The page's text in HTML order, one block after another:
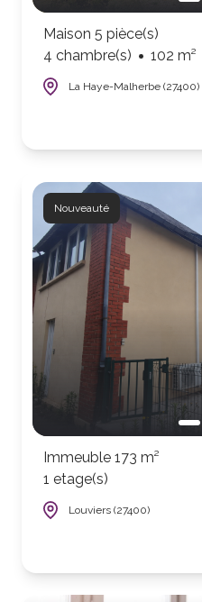
Maison 5 pièce(s)
4 chambre(s)
102 m²
La Haye-Malherbe (27400)
Nouveauté
Immeuble 173 m²
1 etage(s)
Louviers (27400)